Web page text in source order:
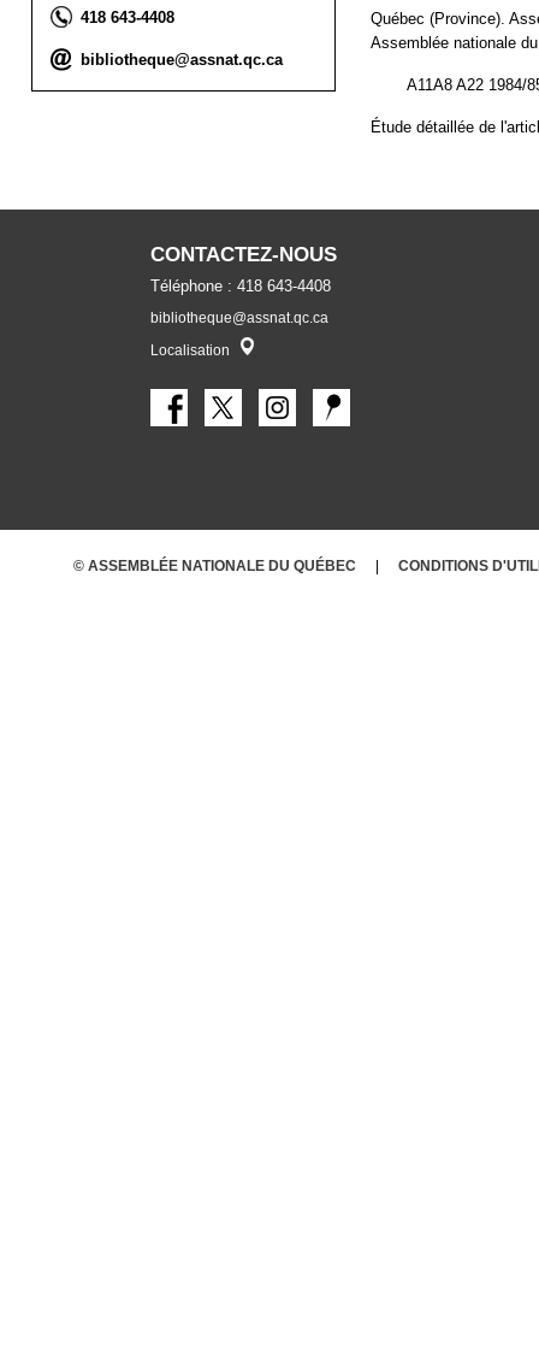
Téléphone :
418 643-4408
Courriel :
bibliotheque@assnat.qc.ca
Québec (Province).
Assemblée nationale
A11A8 A22 1984/
Étude détaillée de
CONTACTEZ-NOUS
Téléphone : 418 643-4408
bibliotheque@assnat.qc.ca
Localisation
© ASSEMBLÉE NATIONALE DU QUÉBEC CONDITIONS